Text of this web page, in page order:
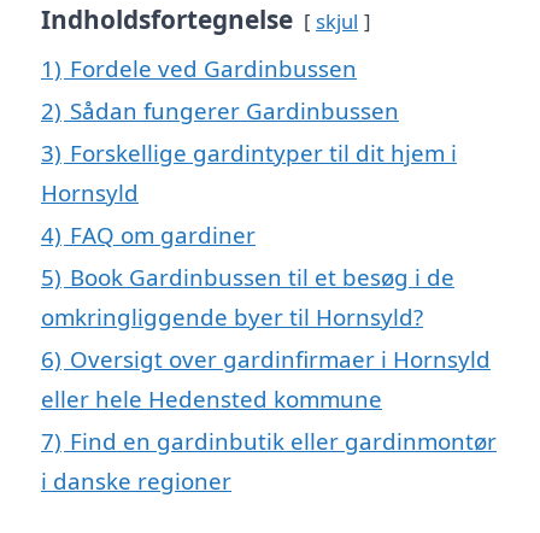
Indholdsfortegnelse skjul
1) Fordele ved Gardinbussen
2) Sådan fungerer Gardinbussen
3) Forskellige gardintyper til dit hjem i
Hornsyld
4) FAQ om gardiner
5) Book Gardinbussen til et besøg i de
omkringliggende byer til Hornsyld?
6) Oversigt over gardinfirmaer i Hornsyld
eller hele Hedensted kommune
7) Find en gardinbutik eller gardinmontør
i danske regioner